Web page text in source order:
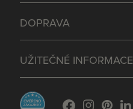
DOPRAVA
UŽITEČNÉ INFORMACE